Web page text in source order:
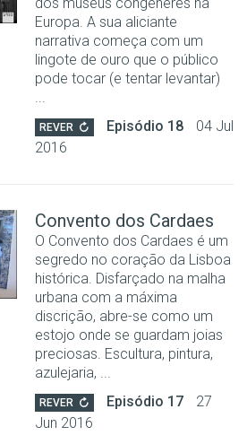
Europa. A sua aliciante
narrativa começa com um
lingote de ouro que o público
pode tocar (e tentar levantar)
REVER Episódio 18
04 Jul
2016
Convento dos Cardaes
O Convento dos Cardaes é um
segredo no coração da Lisboa
histórica. Disfarçado na malha
urbana com a máxima
discrição, abre-se como um
estojo onde se guardam joias
preciosas. Escultura, pintura,
azulejaria, ...
REVER Episódio 17
27
Jun 2016